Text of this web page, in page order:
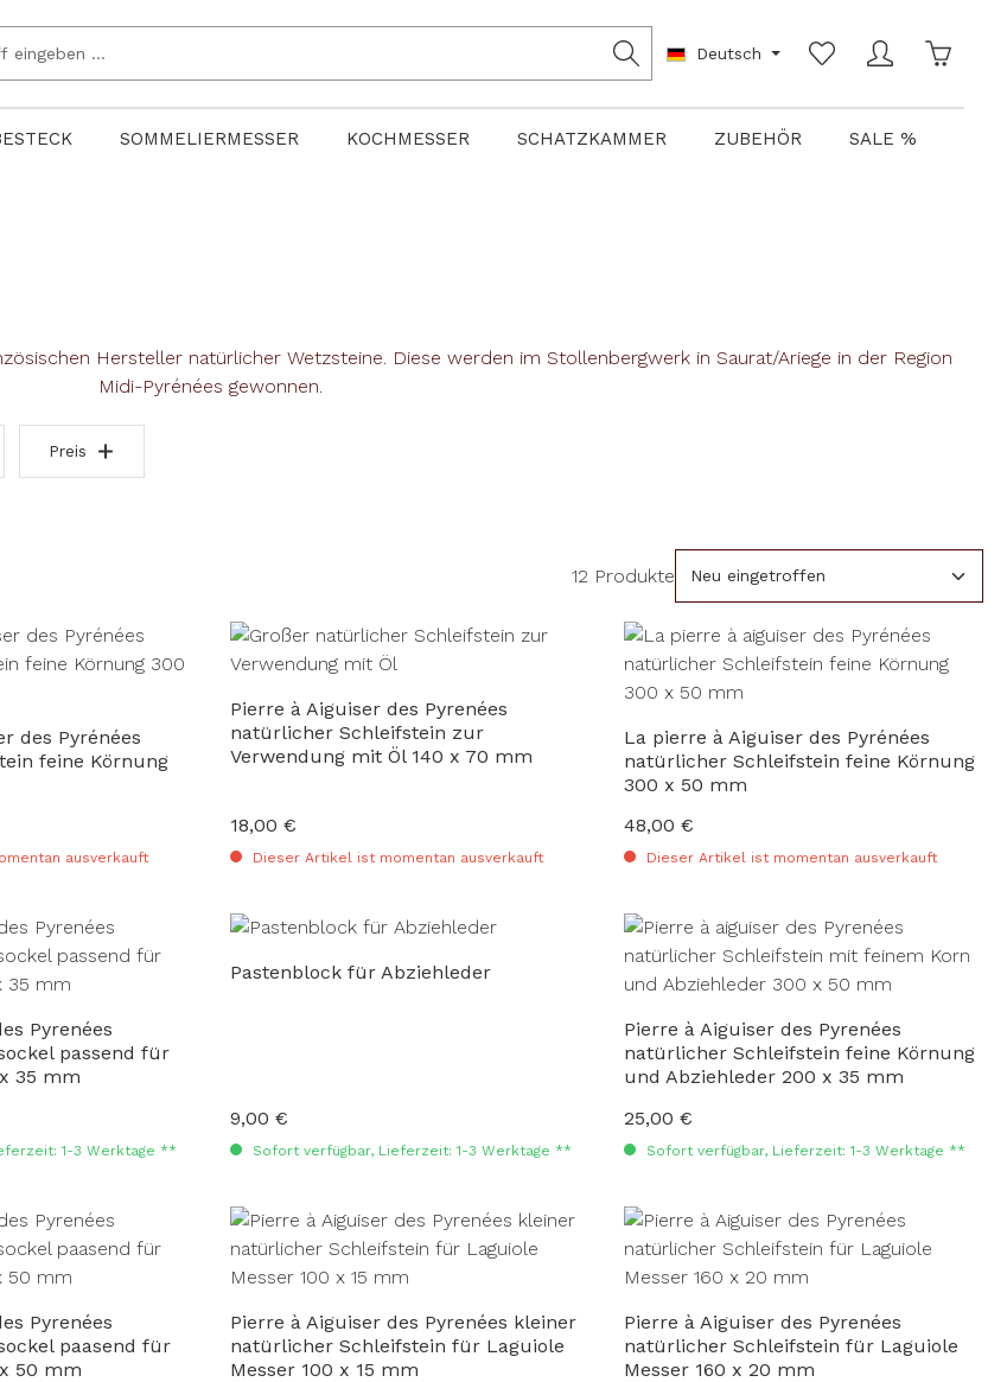
Deutsch
SOMMELIERMESSER KOCHMESSER SCHATZKAMMER ZUBEHÖR SALE %
Hersteller natürlicher Wetzsteine. Diese werden im Stollenbergwerk in Saurat/Ariege in der Region
Midi-Pyrénées gewonnen.
Preis
12 Produkte
des Pyrénées
feine Körnung
ausverkauft
Pierre à Aiguiser des Pyrenées
natürlicher Schleifstein zur
Verwendung mit Öl 140 x 70 mm
Regulärer Preis:
18,00 €
Dieser Artikel ist momentan ausverkauft
La pierre à Aiguiser des Pyrénées
natürlicher Schleifstein feine Körnung
300 x 50 mm
Regulärer Preis:
48,00 €
Dieser Artikel ist momentan ausverkauft
Pyrenées
passend für
35 mm
1-3 Werktage **
Pastenblock für Abziehleder
Regulärer Preis:
9,00 €
Sofort verfügbar, Lieferzeit: 1-3 Werktage **
Pierre à Aiguiser des Pyrenées
natürlicher Schleifstein feine Körnung
und Abziehleder 200 x 35 mm
Regulärer Preis:
25,00 €
Sofort verfügbar, Lieferzeit: 1-3 Werktage **
Pyrenées
paasend für
50 mm
Pierre à Aiguiser des Pyrenées kleiner
natürlicher Schleifstein für Laguiole
Messer 100 x 15 mm
Pierre à Aiguiser des Pyrenées
natürlicher Schleifstein für Laguiole
Messer 160 x 20 mm